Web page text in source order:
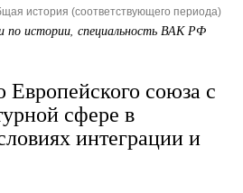
история (соответствующего периода)
по истории, специальность ВАК РФ
Европейского союза с
сфере в
интеграции и